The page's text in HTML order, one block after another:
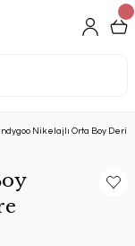
Nikelajlı Orta Boy Derin